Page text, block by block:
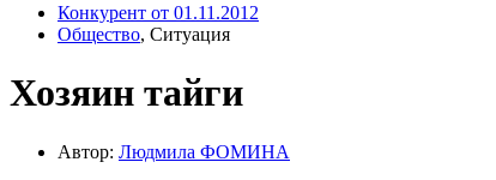
Конкурент от 01.11.2012
Общество, Ситуация
Хозяин тайги
Автор: Людмила ФОМИНА